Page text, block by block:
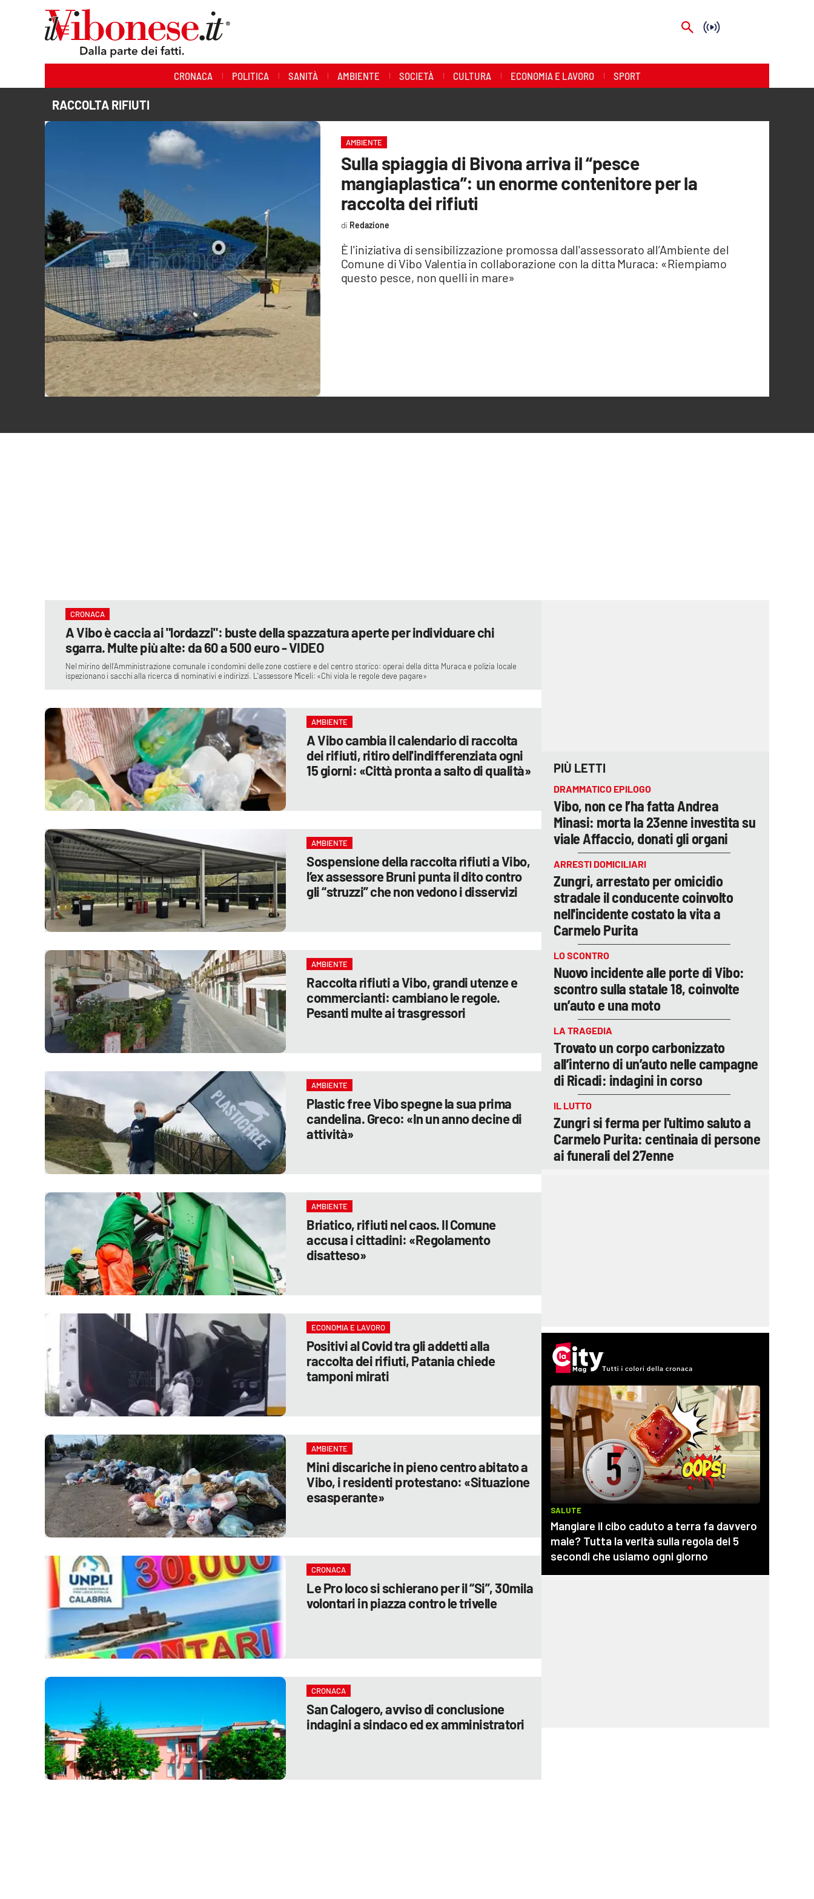
Economia e Lavoro
Streaming
lacapitalenews.it
Vai
CRONACA POLITICA SANITÀ AMBIENTE SOCIETÀ CULTURA ECONOMIA E LAVORO SPORT
RACCOLTA RIFIUTI
AMBIENTE
Sulla spiaggia di Bivona arriva il “pesce
mangiaplastica”: un enorme contenitore per la
raccolta dei rifiuti
È l'iniziativa di sensibilizzazione promossa dall'assessorato all’Ambiente del
Comune di Vibo Valentia in collaborazione con la ditta Muraca: «Riempiamo
questo pesce, non quelli in mare»
Redazione
CRONACA
A Vibo è caccia ai "lordazzi": buste della spazzatura aperte per individuare chi
sgarra. Multe più alte: da 60 a 500 euro - VIDEO
Nel mirino dell’Amministrazione comunale i condomìni delle zone costiere e del centro storico: operai della ditta Muraca e polizia locale
ispezionano i sacchi alla ricerca di nominativi e indirizzi. L'assessore Miceli: «Chi viola le regole deve pagare»
AMBIENTE
A Vibo cambia il calendario di raccolta
dei rifiuti, ritiro dell'indifferenziata ogni
15 giorni: «Città pronta a salto di qualità»
AMBIENTE
Sospensione della raccolta rifiuti a Vibo,
l’ex assessore Bruni punta il dito contro
gli “struzzi” che non vedono i disservizi
AMBIENTE
Raccolta rifiuti a Vibo, grandi utenze e
commercianti: cambiano le regole.
Pesanti multe ai trasgressori
AMBIENTE
Plastic free Vibo spegne la sua prima
candelina. Greco: «In un anno decine di
attività»
AMBIENTE
Briatico, rifiuti nel caos. Il Comune
accusa i cittadini: «Regolamento
disatteso»
ECONOMIA E LAVORO
Positivi al Covid tra gli addetti alla
raccolta dei rifiuti, Patania chiede
tamponi mirati
AMBIENTE
Mini discariche in pieno centro abitato a
Vibo, i residenti protestano: «Situazione
esasperante»
CRONACA
Le Pro loco si schierano per il “Si”, 30mila
volontari in piazza contro le trivelle
CRONACA
San Calogero, avviso di conclusione
indagini a sindaco ed ex amministratori
PIÙ LETTI
DRAMMATICO EPILOGO
Vibo, non ce l’ha fatta Andrea
Minasi: morta la 23enne investita su
viale Affaccio, donati gli organi
ARRESTI DOMICILIARI
Zungri, arrestato per omicidio
stradale il conducente coinvolto
nell'incidente costato la vita a
Carmelo Purita
LO SCONTRO
Nuovo incidente alle porte di Vibo:
scontro sulla statale 18, coinvolte
un’auto e una moto
LA TRAGEDIA
Trovato un corpo carbonizzato
all’interno di un’auto nelle campagne
di Ricadi: indagini in corso
IL LUTTO
Zungri si ferma per l'ultimo saluto a
Carmelo Purita: centinaia di persone
ai funerali del 27enne